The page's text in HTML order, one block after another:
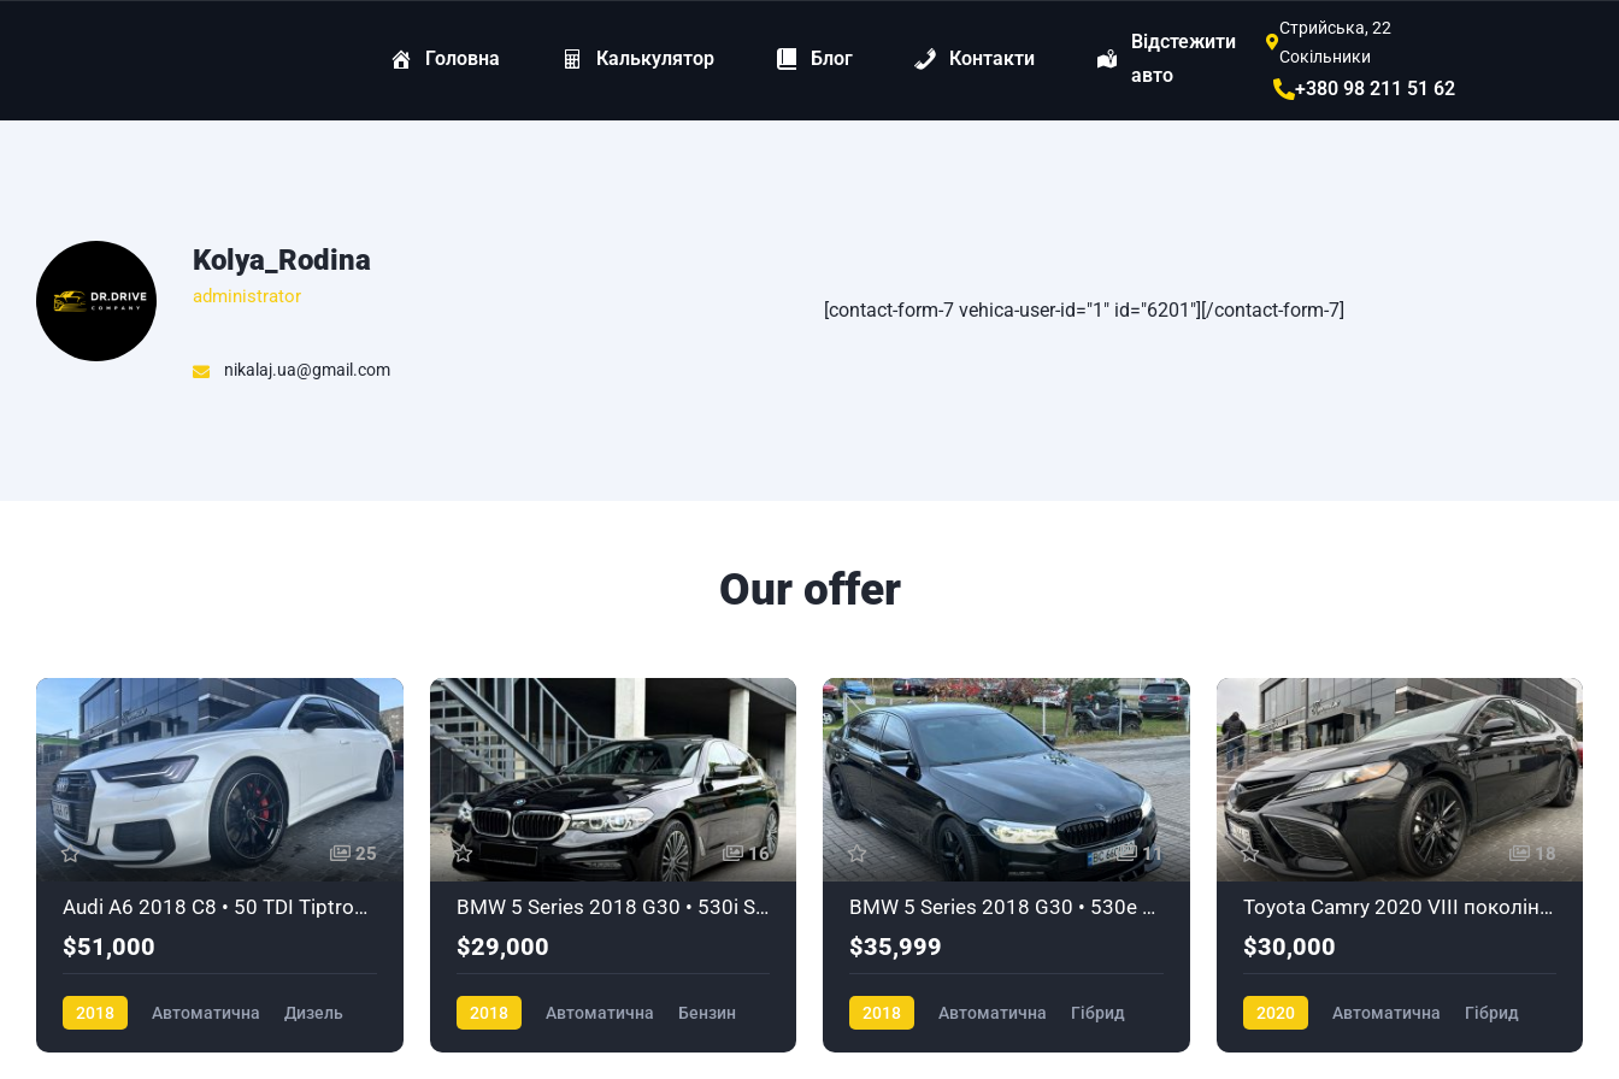
Головна Калькулятор Блог Контакти
Відстежити
авто
Стрийська, 22
Сокільники
+380 98 211 51 62
Kolya_Rodina
administrator
nikalaj.ua@gmail.com
[contact-form-7 vehica-user-id="1" id="6201"][/contact-form-7]
Our offer
25
Audi A6 2018 C8 • 50 TDI Tiptronic Quattro • S-Line
$51,000
2018 Автоматична Дизель
16
BMW 5 Series 2018 G30 • 530i Steptronic • Sport Line
$29,000
2018 Автоматична Бензин
11
BMW 5 Series 2018 G30 • 530e Steptronic xDrive
$35,999
2018 Автоматична Гібрид
18
Toyota Camry 2020 VIII покоління/XV70 • 2.5 Hybrid ECVT
$30,000
2020 Автоматична Гібрид